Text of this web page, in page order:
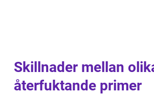
Skillnader mellan
återfuktande primer